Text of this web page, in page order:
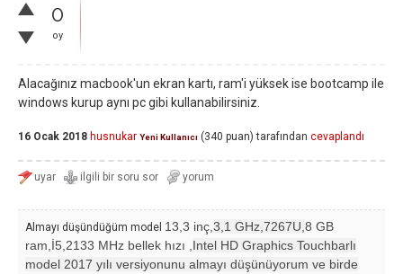
0
oy
Alacağınız macbook'un ekran kartı, ram'i yüksek ise bootcamp ile
windows kurup aynı pc gibi kullanabilirsiniz.
16 Ocak 2018 husnukar Yeni Kullanıcı (340 puan) tarafından cevaplandı
Almayı düşündüğüm model 13,3 inç, 3,1 GHz,7267U, 8 GB
ram,İ5,2133 MHz bellek hızı , Intel HD Graphics Touchbarlı
model 2017 yılı versiyonunu almayı düşünüyorum ve birde